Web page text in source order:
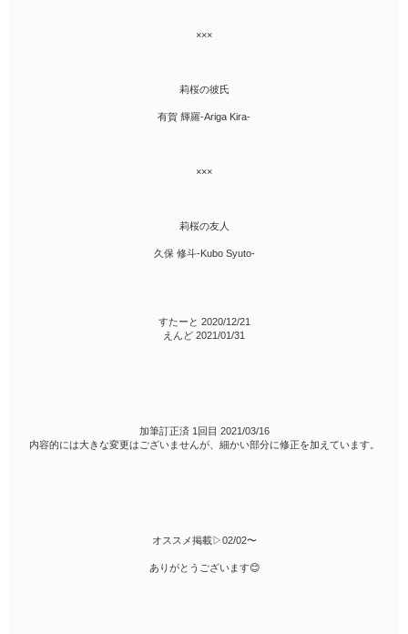
×××
莉桜の彼氏
有賀 輝羅-Ariga Kira-
×××
莉桜の友人
久保 修斗-Kubo Syuto-
すたーと 2020/12/21
えんど 2021/01/31
加筆訂正済 1回目 2021/03/16
内容的には大きな変更はございませんが、細かい部分に修正を加えています。
オススメ掲載▷02/02〜
ありがとうございます😊